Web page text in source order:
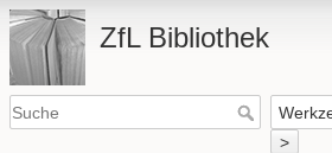
ZfL Bibliothek
>